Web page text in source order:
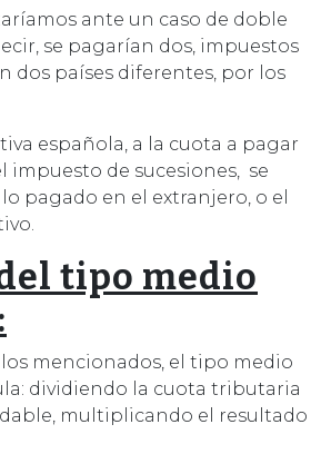
ante un caso de doble
se pagarían dos, impuestos
dos países diferentes, por los
española, a la cuota a pagar
impuesto de sucesiones, se
pagado en el extranjero, o el
tipo medio
mencionados, el tipo medio
dividiendo la cuota tributaria
multiplicando el resultado